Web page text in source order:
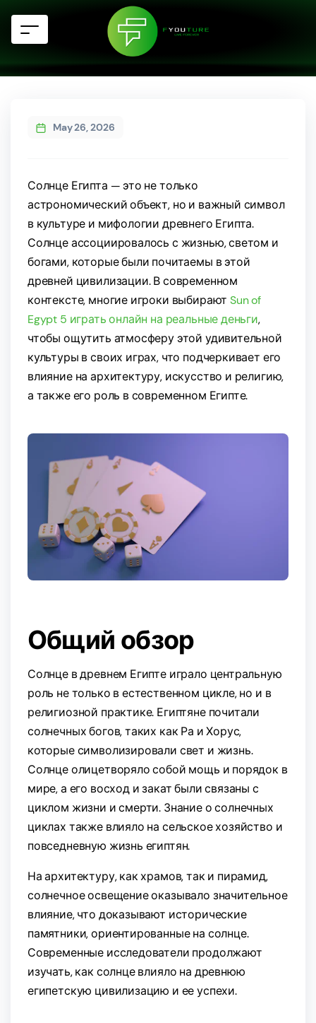
May 26, 2026
Солнце Египта — это не только
астрономический объект, но и важный символ
в культуре и мифологии древнего Египта.
Солнце ассоциировалось с жизнью, светом и
богами, которые были почитаемы в этой
древней цивилизации. В современном
контексте, многие игроки выбираютSun of
Egypt 5 играть онлайн на реальные деньги,
чтобы ощутить атмосферу этой удивительной
культуры в своих играх, что подчеркивает его
влияние на архитектуру, искусство и религию,
а также его роль в современном Египте.
Общий обзор
Солнце в древнем Египте играло центральную
роль не только в естественном цикле, но и в
религиозной практике. Египтяне почитали
солнечных богов, таких как Ра и Хорус,
которые символизировали свет и жизнь.
Солнце олицетворяло собой мощь и порядок в
мире, а его восход и закат были связаны с
циклом жизни и смерти. Знание о солнечных
циклах также влияло на сельское хозяйство и
повседневную жизнь египтян.
На архитектуру, как храмов, так и пирамид,
солнечное освещение оказывало значительное
влияние, что доказывают исторические
памятники, ориентированные на солнце.
Современные исследователи продолжают
изучать, как солнце влияло на древнюю
египетскую цивилизацию и ее успехи.